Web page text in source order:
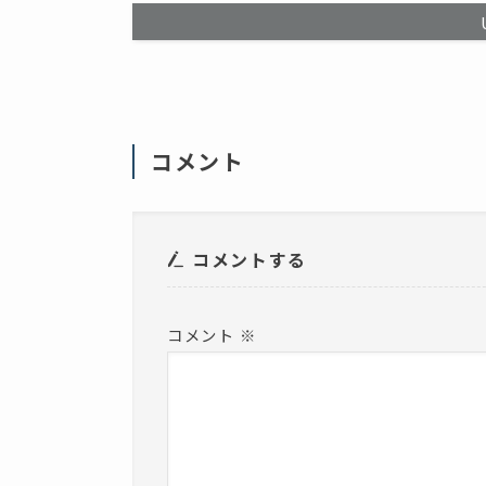
て
だ
ン
ド
す
開
ま
コメント
コメントする
コメント ※